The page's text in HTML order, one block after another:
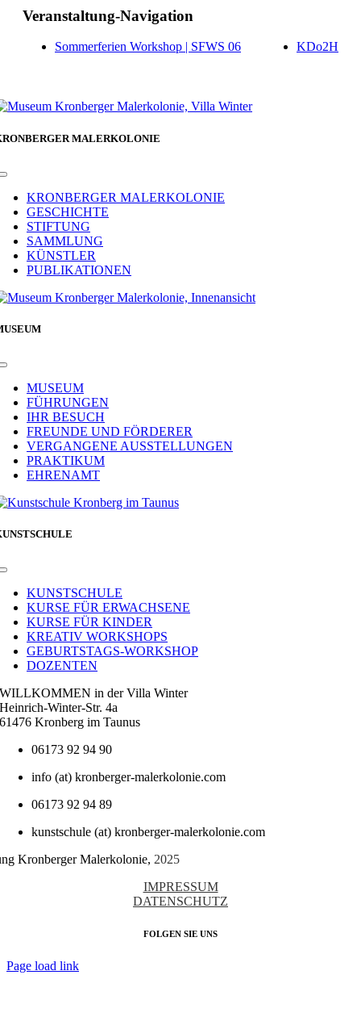
Veranstaltung-Navigation
Sommerferien Workshop | SFWS 06 KDo2H
MALERKOLONIE
Toggle
NavigationKRONBERGER MALERKOLONIE
GESCHICHTE
STIFTUNG
SAMMLUNG
KÜNSTLER
PUBLIKATIONEN
Toggle
NavigationMUSEUM
FÜHRUNGEN
IHR BESUCH
FREUNDE UND FÖRDERER
VERGANGENE AUSSTELLUNGEN
PRAKTIKUM
EHRENAMT
Toggle
NavigationKUNSTSCHULE
KURSE FÜR ERWACHSENE
KURSE FÜR KINDER
KREATIV WORKSHOPS
GEBURTSTAGS-WORKSHOP
DOZENTEN
WILLKOMMEN in der Villa Winter
Heinrich-Winter-Str. 4a
61476 Kronberg im Taunus
06173 92 94 90
info (at) kronberger-malerkolonie.com
06173 92 94 89
kunstschule (at) kronberger-malerkolonie.com
Kronberger Malerkolonie, 2025
IMPRESSUM
DATENSCHUTZ
FOLGEN SIE UNS
Page load link